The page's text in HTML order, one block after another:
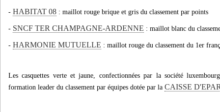
- HABITAT 08 : maillot rouge brique et gris du classement par points
- SNCF TER CHAMPAGNE-ARDENNE : maillot blanc du
- HARMONIE MUTUELLE : maillot rouge du classement du 1er
Les casquettes verte et jaune, confectionnées par la société
formation leader du classement par équipes dotée par la CAISSE